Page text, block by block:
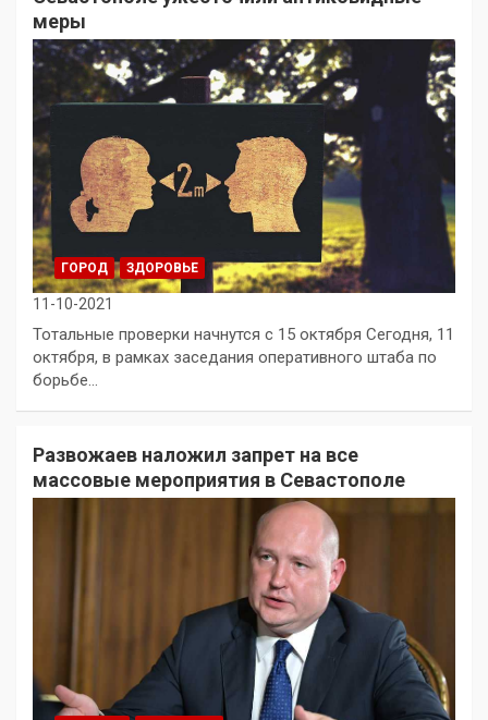
меры
ГОРОД ЗДОРОВЬЕ
11-10-2021
Тотальные проверки начнутся с 15 октября Сегодня, 11
октября, в рамках заседания оперативного штаба по
борьбе…
Развожаев наложил запрет на все
массовые мероприятия в Севастополе